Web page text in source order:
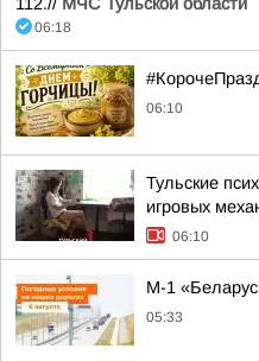
06:18
06:10
Тульские
игровых
06:10
М-1
05:33